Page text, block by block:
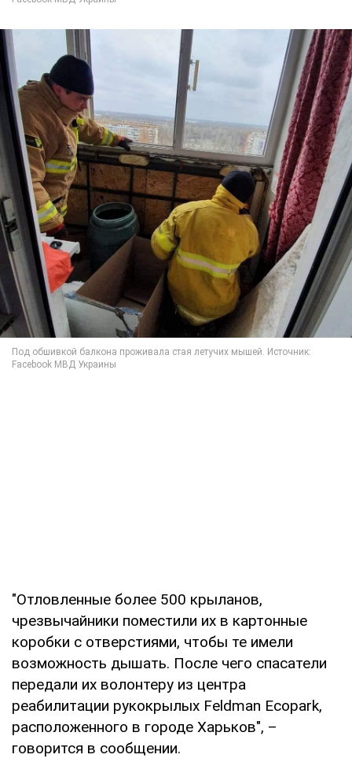
"Отловленные более 500 крыланов,
чрезвычайники поместили их в картонные
коробки с отверстиями, чтобы те имели
возможность дышать. После чего спасатели
передали их волонтеру из центра
реабилитации рукокрылых Feldman Ecopark,
расположенного в городе Харьков", –
говорится в сообщении.